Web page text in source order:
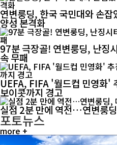
연변룽딩, 한국 국민대와 손
양성 본격화
97분 극장골! 연변룽딩, 난
속 무패
UEFA, FIFA '월드컵 민영화'
보이콧까지 경고
실점 2분 만에 역전…연변룽
포토뉴스
more +